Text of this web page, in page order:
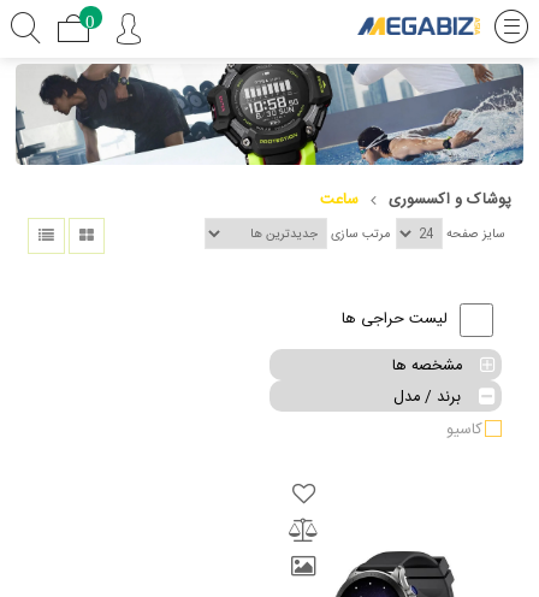
0
پوشاک و اکسسوری ساعت
سایز صفحه مرتب سازی
لیست حراجی ها
مشخصه ها
برند / مدل
کاسیو